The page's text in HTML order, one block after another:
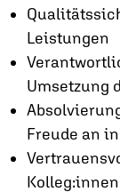
Leistungen
Umsetzung
Freude an